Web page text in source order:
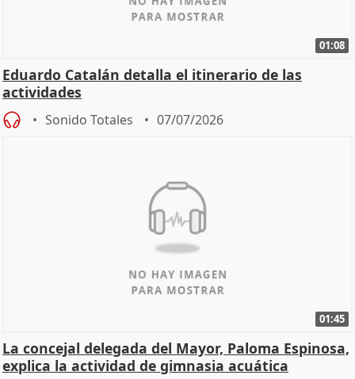
01:08
Eduardo Catalán detalla el itinerario de las
actividades
Sonido Totales 07/07/2026
01:45
La concejal delegada del Mayor, Paloma Espinosa,
explica la actividad de gimnasia acuática